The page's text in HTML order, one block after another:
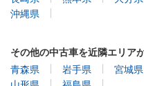
青森県
岩手県 宮城県
山形県
福島県